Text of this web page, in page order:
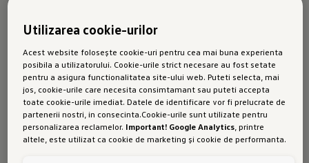
în funcție de piață, model și echipările opționale.
Încărcare optimizată și management energetic
mai bun
Mai mult confortși încărcare cu
economie de timp
Utilizarea cookie-urilor
Acest website folosește cookie-uri pentru cea mai buna experienta
posibila a utilizatorului. Cookie-urile strict necesare au fost setate
pentru a asigura functionalitatea site-ului web. Puteti selecta, mai
jos, cookie-urile care necesita consimtamant sau puteti accepta
toate cookie-urile imediat. Datele de identificare vor fi prelucrate de
partenerii nostri, in consecinta.Cookie-urile sunt utilizate pentru
personalizarea reclamelor. Important! Google Analytics , printre
altele, este utilizat ca cookie de marketing și cookie de performanta.